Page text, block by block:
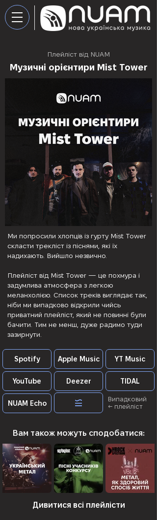
Плейліст від NUAM
Музичні орієнтири Mist Tower
Ми попросили хлопців із гурту Mist Tower
скласти трекліст із піснями, які їх
надихають. Вийшло незвично.
Плейліст від Mist Tower — це похмура і
задумлива атмосфера з легкою
меланхолією. Список треків виглядає так,
ніби ми випадково відкрили чийсь
приватний плейліст, який не повинні були
бачити. Тим не менш, дуже радимо туди
зазирнути.
Spotify Apple Music YT Music
YouTube Deezer TIDAL
NUAM Echo
Випадковий
← плейліст
Вам також можуть сподобатися:
Дивитися всі плейлісти